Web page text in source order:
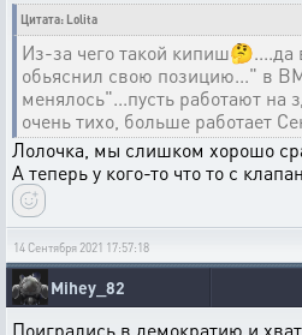
Цитата: Lolita
Из-за чего такой
обьяснил свою позицию..." в
менялось"...пусть работают на
очень тихо, больше работает
Лолочка, мы слишком хорошо
А теперь у кого-то что то с
14 Сентября 2021 17:57:18
Mihey_82
Поигрались в демократию и